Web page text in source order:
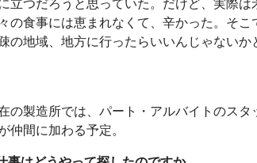
立つだろうと思っていた。だけど、実際
の食事には恵まれなくて、辛かった。そ
の地域、地方に行ったらいいんじゃない
の製造所では、パート・アルバイトのス
仲間に加わる予定。